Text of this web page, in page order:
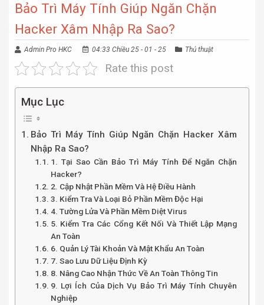
Bảo Trì Máy Tính Giúp Ngăn Chặn
Hacker Xâm Nhập Ra Sao?
Admin Pro HKC 04:33 Chiều 25 - 01 - 25 Thủ thuật
Rate this post
Mục Lục
Bảo Trì Máy Tính Giúp Ngăn Chặn Hacker Xâm
Nhập Ra Sao?
1. Tại Sao Cần Bảo Trì Máy Tính Để Ngăn Chặn
Hacker?
2. Cập Nhật Phần Mềm Và Hệ Điều Hành
3. Kiểm Tra Và Loại Bỏ Phần Mềm Độc Hại
4. Tường Lửa Và Phần Mềm Diệt Virus
5. Kiểm Tra Các Cổng Kết Nối Và Thiết Lập Mạng
An Toàn
6. Quản Lý Tài Khoản Và Mật Khẩu An Toàn
7. Sao Lưu Dữ Liệu Định Kỳ
8. Nâng Cao Nhận Thức Về An Toàn Thông Tin
9. Lợi Ích Của Dịch Vụ Bảo Trì Máy Tính Chuyên
Nghiệp